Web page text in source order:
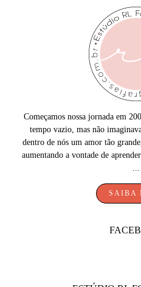
Começamos nossa jornada em
tempo vazio, mas não
dentro de nós um amor tão
aumentando a vontade de
...
SAIBA